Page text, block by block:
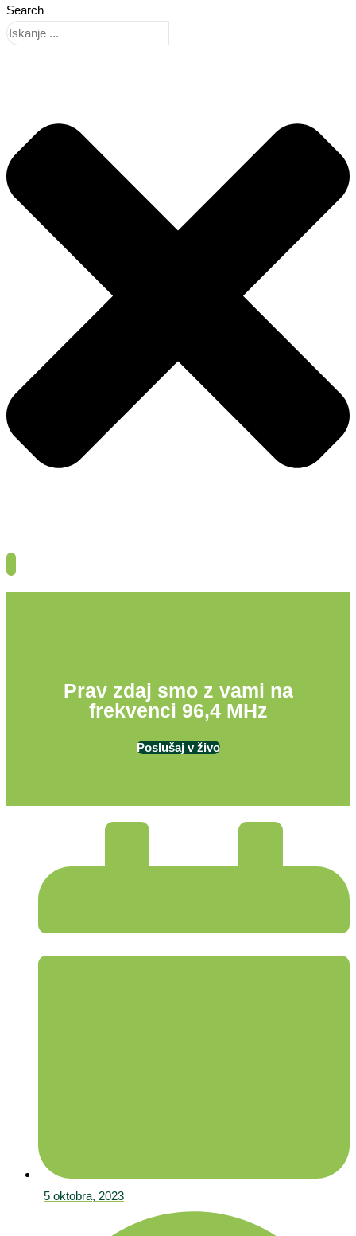
Search
Prav zdaj smo z vami na
frekvenci 96,4 MHz
Poslušaj v živo
5 oktobra, 2023